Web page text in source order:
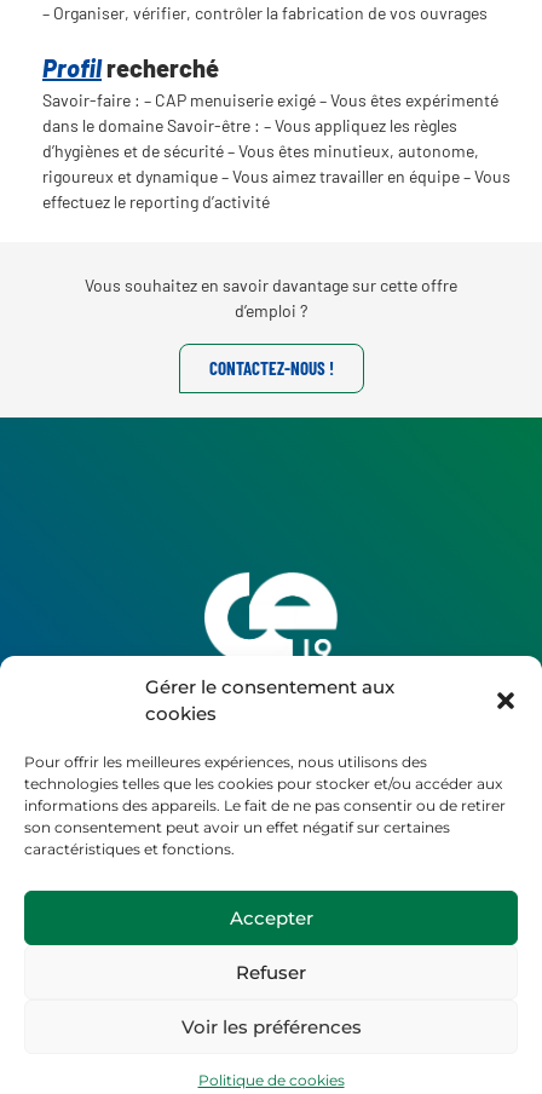
Gérer le consentement aux
cookies
Pour offrir les meilleures expériences, nous utilisons des
technologies telles que les cookies pour stocker et/ou accéder aux
informations des appareils. Le fait de ne pas consentir ou de retirer
son consentement peut avoir un effet négatif sur certaines
caractéristiques et fonctions.
Accepter
Refuser
Voir les préférences
Politique de cookies
– Organiser, vérifier, contrôler la fabrication de vos ouvrages
Profilrecherché
Savoir-faire : – CAP menuiserie exigé – Vous êtes expérimenté
dans le domaine Savoir-être : – Vous appliquez les règles
d’hygiènes et de sécurité – Vous êtes minutieux, autonome,
rigoureux et dynamique – Vous aimez travailler en équipe – Vous
effectuez le reporting d’activité
Vous souhaitez en savoir davantage sur cette offre
d’emploi ?
CONTACTEZ-NOUS !
Votre allié BTP pour
une embauche réussie !